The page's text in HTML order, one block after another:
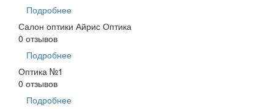
Подробнее
Салон оптики Айрис Оптика
0 отзывов
Подробнее
Оптика №1
0 отзывов
Подробнее